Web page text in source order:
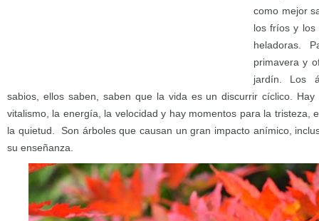
como mejor
los fríos y los
heladoras.
primavera y
jardín. Los
sabios, ellos saben, saben que la vida es un discurrir cíclico.
vitalismo, la energía, la velocidad y hay momentos para la tristeza,
la quietud. Son árboles que causan un gran impacto anímico,
su enseñanza.